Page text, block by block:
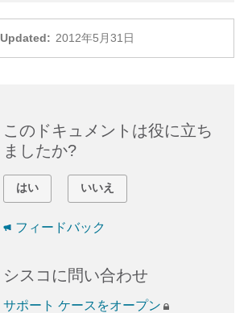
Updated: 2012年5月31日
このドキュメントは役に立ち
ましたか?
はい いいえ
フィードバック
シスコに問い合わせ
サポート ケースをオープン